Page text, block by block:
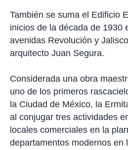
También se suma el Edificio
inicios de la década de 1930
avenidas Revolución y
arquitecto Juan Segura.
Considerada una obra
uno de los primeros
la Ciudad de México, la
al conjugar tres actividades
locales comerciales en la
departamentos modernos en